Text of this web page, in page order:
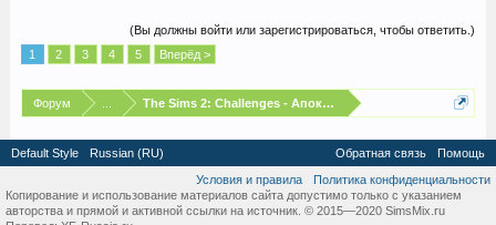
(Вы должны войти или зарегистрироваться, чтобы ответить.)
1
2 3 4 5 Вперёд >
Форум The Sims 2: Challenges - Апокалипсис
Default Style Russian (RU) Обратная связь
Помощь
Условия и правила
Политика конфиденциальности
Копирование и использование материалов сайта допустимо только с указанием
авторства и прямой и активной ссылки на источник. © 2015—2020 SimsMix.ru